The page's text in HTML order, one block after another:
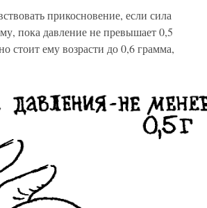
прикосновение, если сила
пока давление не превышает 0,5
стоит ему возрасти до 0,6 грамма,